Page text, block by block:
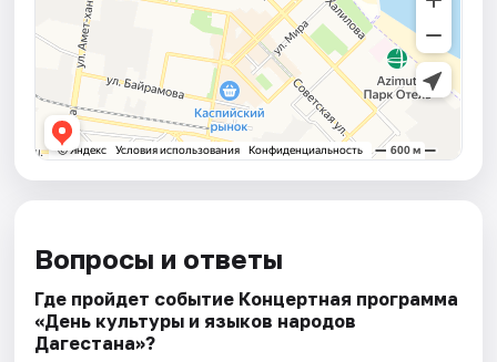
Вопросы и ответы
Где пройдет событие Концертная программа
«День культуры и языков народов
Дагестана»?